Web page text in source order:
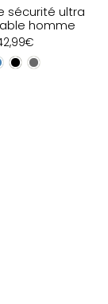
sécurité ultra
homme